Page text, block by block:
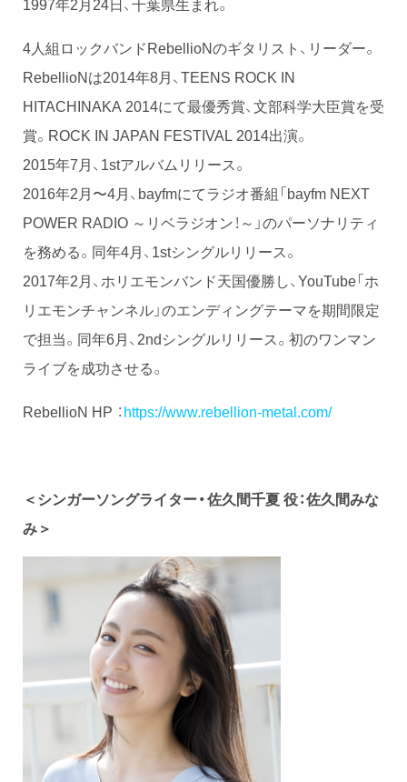
4人組ロックバンドRebellioNのギタリスト、リーダー。
RebellioNは2014年8月、TEENS ROCK IN
HITACHINAKA 2014にて最優秀賞、文部科学大臣賞を受
賞。ROCK IN JAPAN FESTIVAL 2014出演。
2015年7月、1stアルバムリリース。
2016年2月〜4月、bayfmにてラジオ番組「bayfm NEXT
POWER RADIO ～リベラジオン！～」のパーソナリティ
を務める。同年4月、1stシングルリリース。
2017年2月、ホリエモンバンド天国優勝し、YouTube「ホ
リエモンチャンネル」のエンディングテーマを期間限定
で担当。同年6月、2ndシングルリリース。初のワンマン
ライブを成功させる。
RebellioN HP ：https://www.rebellion-metal.com/
＜シンガーソングライター・佐久間千夏 役：佐久間みな
み＞